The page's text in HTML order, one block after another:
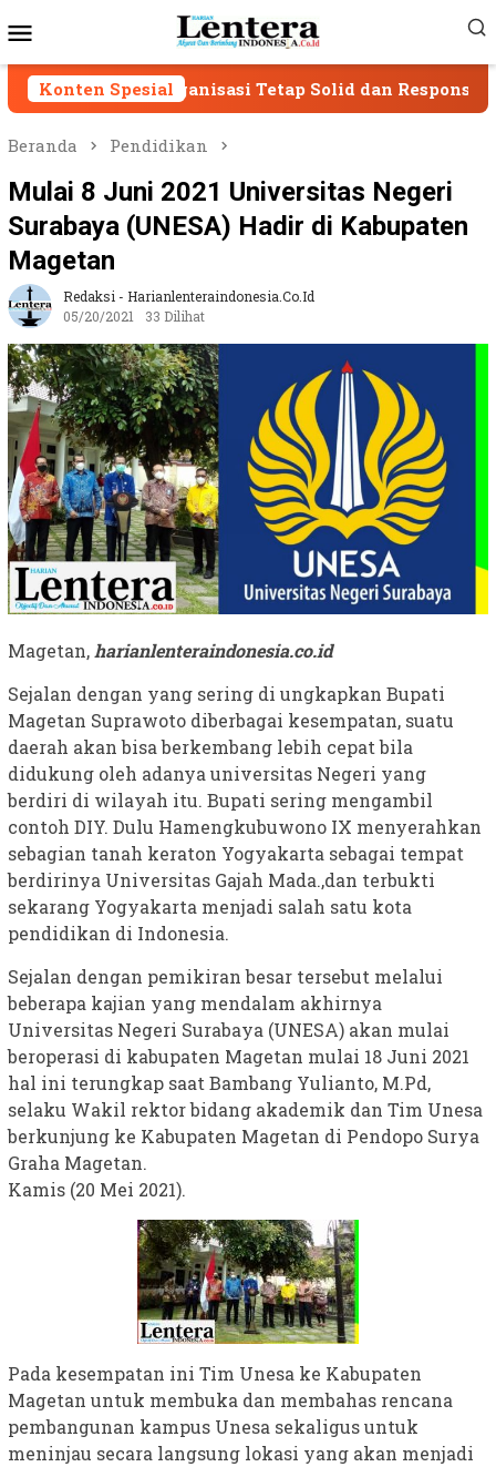
ke
Mobile
Konten Spesial
Organisasi Tetap Solid dan Responsif SPAM
Beranda Pendidikan
Mulai 8 Juni 2021 Universitas Negeri
Surabaya (UNESA) Hadir di Kabupaten
Magetan
Redaksi - Harianlenteraindonesia.co.id
05/20/2021
33 Dilihat
Magetan,harianlenteraindonesia.co.id
Sejalan dengan yang sering di ungkapkan Bupati
Magetan Suprawoto diberbagai kesempatan, suatu
daerah akan bisa berkembang lebih cepat bila
didukung oleh adanya universitas Negeri yang
berdiri di wilayah itu. Bupati sering mengambil
contoh DIY. Dulu Hamengkubuwono IX menyerahkan
sebagian tanah keraton Yogyakarta sebagai tempat
berdirinya Universitas Gajah Mada.,dan terbukti
sekarang Yogyakarta menjadi salah satu kota
pendidikan di Indonesia.
Sejalan dengan pemikiran besar tersebut melalui
beberapa kajian yang mendalam akhirnya
Universitas Negeri Surabaya (UNESA) akan mulai
beroperasi di kabupaten Magetan mulai 18 Juni 2021
hal ini terungkap saat Bambang Yulianto, M.Pd,
selaku Wakil rektor bidang akademik dan Tim Unesa
berkunjung ke Kabupaten Magetan di Pendopo Surya
Graha Magetan.
Kamis (20 Mei 2021).
Pada kesempatan ini Tim Unesa ke Kabupaten
Magetan untuk membuka dan membahas rencana
pembangunan kampus Unesa sekaligus untuk
meninjau secara langsung lokasi yang akan menjadi